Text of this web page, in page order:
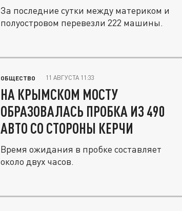
За последние сутки между материком и
полуостровом перевезли 222 машины.
ОБЩЕСТВО 11 АВГУСТА 11:33
НА КРЫМСКОМ МОСТУ
ОБРАЗОВАЛАСЬ ПРОБКА ИЗ 490
АВТО СО СТОРОНЫ КЕРЧИ
Время ожидания в пробке составляет
около двух часов.